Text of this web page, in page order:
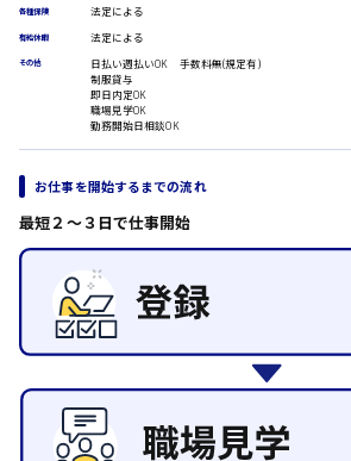
カスタマーエンジニア
経営企画
ホール
調理
洗い場
ルート営業
その他の専門職
自動車整備士
配送・ドライバー
東広島市
安芸高田市
時給制すべて
日給8000円～
各種保険 法定による
有給休暇 法定による
その他
日払い週払いOK 手数料無(規定有)
制服貸与
即日内定OK
職場見学OK
勤務開始日相談OK
お仕事を開始するまでの流れ
最短２〜３日で仕事開始